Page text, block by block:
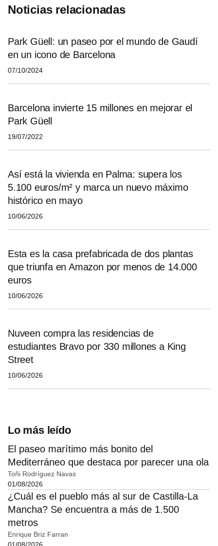
Noticias relacionadas
Park Güell: un paseo por el mundo de Gaudí
en un icono de Barcelona
07/10/2024
Barcelona invierte 15 millones en mejorar el
Park Güell
19/07/2022
Así está la vivienda en Palma: supera los
5.100 euros/m² y marca un nuevo máximo
histórico en mayo
10/06/2026
Esta es la casa prefabricada de dos plantas
que triunfa en Amazon por menos de 14.000
euros
10/06/2026
Nuveen compra las residencias de
estudiantes Bravo por 330 millones a King
Street
10/06/2026
Lo más leído
El paseo marítimo más bonito del
Mediterráneo que destaca por parecer una ola
Toñi Rodríguez Navas
01/08/2026
¿Cuál es el pueblo más al sur de Castilla-La
Mancha? Se encuentra a más de 1.500
metros
Enrique Briz Farran